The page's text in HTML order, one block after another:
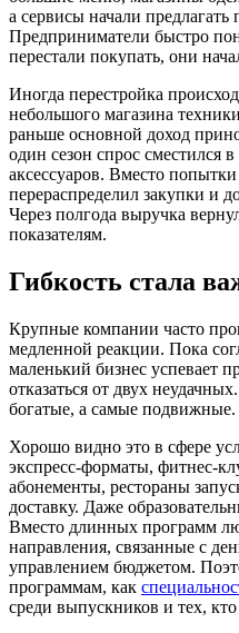
а сервисы начали
Предприниматели быстро
перестали покупать, они
Иногда перестройка
небольшого магазина
раньше основной доход
один сезон спрос сместился
аксессуаров. Вместо
перераспределил закупки и
Через полгода выручка
показателям.
Гибкость стала
Крупные компании часто
медленной реакции. Пока
маленький бизнес успевает
отказаться от двух
богатые, а самые подвижные.
Хорошо видно это в сфере
экспресс-форматы, фитнес-
абонементы, рестораны
доставку. Даже
Вместо длинных программ
направления, связанные с
управлением бюджетом.
программам, как
среди выпускников и тех,